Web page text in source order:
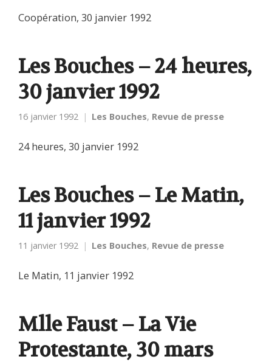
Coopération, 30 janvier 1992
Les Bouches – 24 heures,
30 janvier 1992
16 janvier 1992 Les Bouches, Revue de presse
24 heures, 30 janvier 1992
Les Bouches – Le Matin,
11 janvier 1992
11 janvier 1992 Les Bouches, Revue de presse
Le Matin, 11 janvier 1992
Mlle Faust – La Vie
Protestante, 30 mars